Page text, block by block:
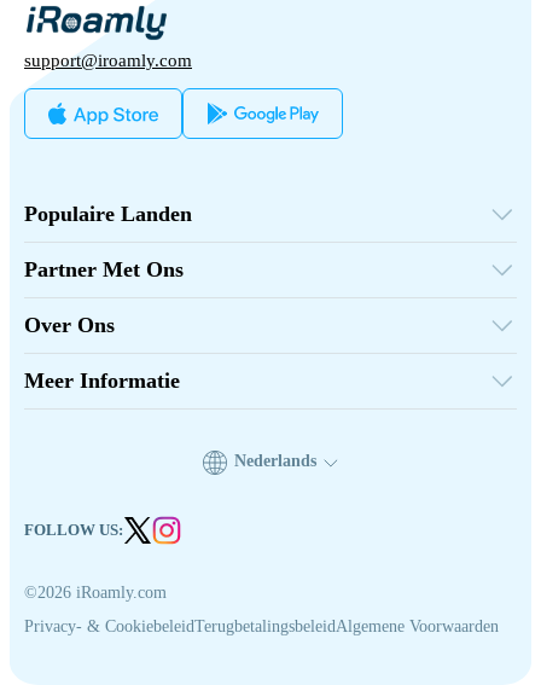
support@iroamly.com
Populaire Landen
Turkije
Frankrijk
Japan
Italië
India
Spanje
Partner Met Ons
Affiliate Programmama
API Documenten
Over Ons
Meer Informatie
Ondersteunde eSIM-apparaten
©2026 iRoamly.com
Privacy- & CookiebeleidTerugbetalingsbeleidAlgemene Voorwaarden
Nederlands
FOLLOW US: